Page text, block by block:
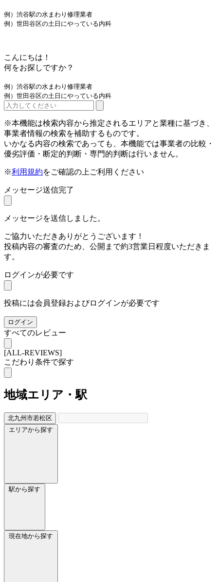
例）渋谷駅の水まわり修理業者
例）世田谷区の土日にやっている内科
こんにちは！
何をお探しですか？
例）渋谷駅の水まわり修理業者
例）世田谷区の土日にやっている内科
※本機能は検索内容から推定されるエリアと業種に基づき、
事業者情報の検索を補助するものです。
いかなる内容の検索であっても、本機能では事業者の比較・
優劣評価・断定的判断・専門的判断は行いません。
※利用規約をご確認の上ご利用ください
メッセージ送信完了
メッセージを送信しました。
ご協力いただきありがとうございます！
投稿内容の審査のため、公開まで約3営業日程度いただきま
す。
ログインが必要です
投稿には会員登録およびログインが必要です
ログイン
すべてのレビュー
[ALL-REVIEWS]
こだわり条件で探す
地域エリア・駅
北九州市若松区
エリアから探す
駅から探す
現在地から探す